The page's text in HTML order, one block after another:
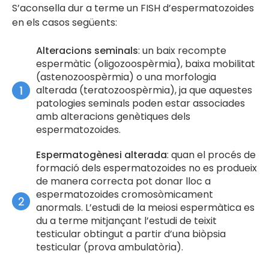
S’aconsella dur a terme un FISH d’espermatozoides
en els casos següents:
Alteracions seminals: un baix recompte
espermàtic (oligozoospèrmia), baixa mobilitat
(astenozoospèrmia) o una morfologia
alterada (teratozoospèrmia), ja que aquestes
patologies seminals poden estar associades
amb alteracions genètiques dels
espermatozoides.
Espermatogènesi alterada: quan el procés de
formació dels espermatozoides no es produeix
de manera correcta pot donar lloc a
espermatozoides cromosòmicament
anormals. L’estudi de la meiosi espermàtica es
du a terme mitjançant l’estudi de teixit
testicular obtingut a partir d’una biòpsia
testicular (prova ambulatòria).